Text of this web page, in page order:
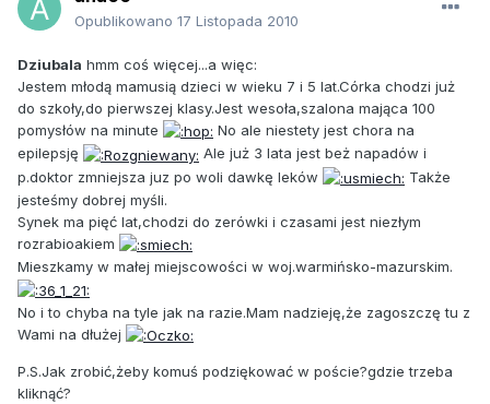
Opublikowano 17 Listopada 2010
Dziubala hmm coś więcej...a więc:
Jestem młodą mamusią dzieci w wieku 7 i 5 lat.Córka chodzi już
do szkoły,do pierwszej klasy.Jest wesoła,szalona mająca 100
pomysłów na minute
No ale niestety jest chora na
epilepsję
Ale już 3 lata jest beż napadów i
p.doktor zmniejsza juz po woli dawkę leków
Także
jesteśmy dobrej myśli.
Synek ma pięć lat,chodzi do zerówki i czasami jest niezłym
rozrabioakiem
Mieszkamy w małej miejscowości w woj.warmińsko-mazurskim.
No i to chyba na tyle jak na razie.Mam nadzieję,że zagoszczę tu z
Wami na dłużej
P.S.Jak zrobić,żeby komuś podziękować w poście?gdzie trzeba
kliknąć?